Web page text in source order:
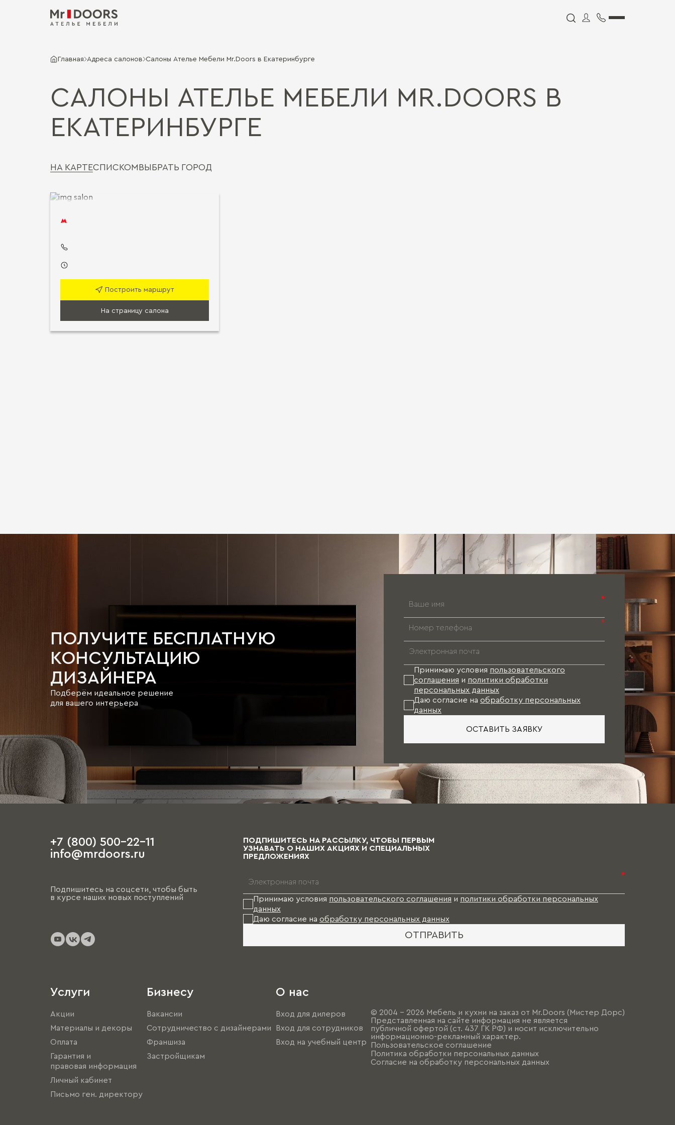
Главная Адреса салонов Салоны Ателье Мебели Mr.Doors в Екатеринбурге
САЛОНЫ АТЕЛЬЕ МЕБЕЛИ MR.DOORS В
ЕКАТЕРИНБУРГЕ
НА КАРТЕСПИСКОМВЫБРАТЬ ГОРОД
Построить маршрут
На страницу салона
ПОЛУЧИТЕ БЕСПЛАТНУЮ
КОНСУЛЬТАЦИЮ
ДИЗАЙНЕРА
Подберём идеальное решение
для вашего интерьера
*
*
Принимаю условия пользовательского
соглашения и политики обработки
персональных данных
Даю согласие на обработку персональных
данных
ОСТАВИТЬ ЗАЯВКУ
+7 (800) 500-22-11
info@mrdoors.ru
Подпишитесь на соцсети, чтобы быть
в курсе наших новых поступлений
ПОДПИШИТЕСЬ НА РАССЫЛКУ, ЧТОБЫ ПЕРВЫМ
УЗНАВАТЬ О НАШИХ АКЦИЯХ И СПЕЦИАЛЬНЫХ
ПРЕДЛОЖЕНИЯХ
*
Принимаю условия пользовательского соглашения и политики обработки персональных
данных
Даю согласие на обработку персональных данных
ОТПРАВИТЬ
Услуги
Акции
Материалы и декоры
Оплата
Гарантия и
правовая информация
Личный кабинет
Письмо ген. директору
Бизнесу
Вакансии
Сотрудничество с дизайнерами
Франшиза
Застройщикам
О нас
Вход для дилеров
Вход для сотрудников
Вход на учебный центр
© 2004 - 2026 Мебель и кухни на заказ от Mr.Doors (Мистер Дорс)
Представленная на сайте информация не является
публичной офертой (ст. 437 ГК РФ) и носит исключительно
информационно-рекламный характер.
Пользовательское соглашение
Политика обработки персональных данных
Согласие на обработку персональных данных